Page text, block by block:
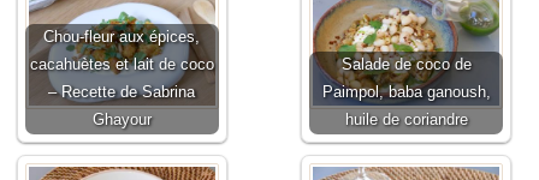
Chou-fleur aux épices,
cacahuètes et lait de coco
– Recette de Sabrina
Ghayour
Salade de coco de
Paimpol, baba ganoush,
huile de coriandre